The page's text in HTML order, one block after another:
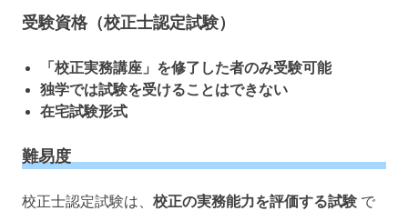
受験資格（校正士認定試験）
「校正実務講座」を修了した者のみ受験可能
独学では試験を受けることはできない
在宅試験形式
難易度
校正士認定試験は、 校正の実務能力を評価する試験 で